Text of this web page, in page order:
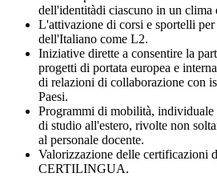
dell'identitàdi ciascuno in un clima
L'attivazione di corsi e sportelli
dell'Italiano come L2.
Iniziative dirette a consentire la
progetti di portata europea e
di relazioni di collaborazione con
Paesi.
Programmi di mobilità, individuale
di studio all'estero, rivolte non
al personale docente.
Valorizzazione delle certificazioni
CERTILINGUA.